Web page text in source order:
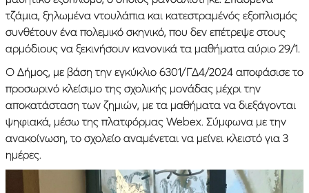
τζάμια, ξηλωμένα ντουλάπια και κατεστραμένός εξοπλισμός
συνθέτουν ένα πολεμικό σκηνικό, που δεν επέτρεψε στους
αρμόδιους να ξεκινήσουν κανονικά τα μαθήματα αύριο 29/1.
Ο Δήμος, με βάση την εγκύκλιο 6301/ΓΔ4/2024 αποφάσισε το
προσωρινό κλείσιμο της σχολικής μονάδας μέχρι την
αποκατάσταση των ζημιών, με τα μαθήματα να διεξάγονται
ψηφιακά, μέσω της πλατφόρμας Webex. Σύμφωνα με την
ανακοίνωση, το σχολείο αναμένεται να μείνει κλειστό για 3
ημέρες.